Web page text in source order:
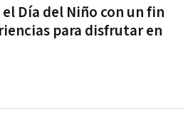
Día del Niño con un fin
para disfrutar en